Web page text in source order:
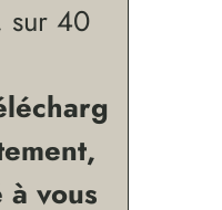
sur 40
vous